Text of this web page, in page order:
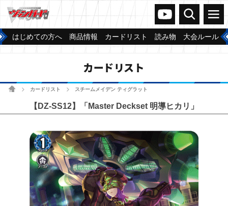
ヴァンガードch
検索 メニュー
はじめての方へ 商品情報 カードリスト 読み物 大会ルール
カードリスト
ホームカードリスト スチームメイデン ティグラット
【DZ-SS12】「Master Deckset 明導ヒカリ」